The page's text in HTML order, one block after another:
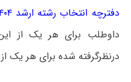
دفترچه انتخاب رشته ارشد ۱۴۰۴
داوطلب برای هر یک از
درنظرگرفته شده برای هر یک